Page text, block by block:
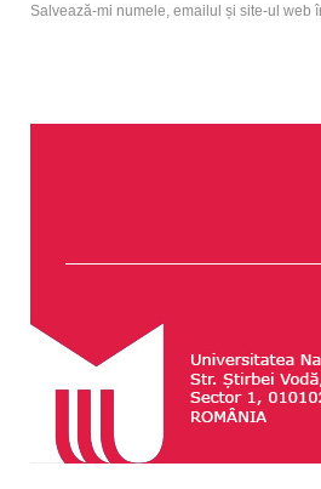
Salvează-mi numele, emailul și site-ul web